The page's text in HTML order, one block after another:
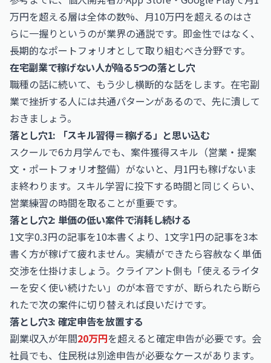
万円を超える層は全体の数%、月10万円を超えるのはさ
らに一握りというのが業界の通説です。即金性ではなく、
長期的なポートフォリオとして取り組むべき分野です。
在宅副業で稼げない人が陥る5つの落とし穴
職種の話に続いて、もう少し横断的な話をします。在宅副
業で挫折する人には共通パターンがあるので、先に潰して
おきましょう。
落とし穴1: 「スキル習得＝稼げる」と思い込む
スクールで6カ月学んでも、案件獲得スキル（営業・提案
文・ポートフォリオ整備）がないと、月1円も稼げないま
ま終わります。スキル学習に投下する時間と同じくらい、
営業練習の時間を取ることが重要です。
落とし穴2: 単価の低い案件で消耗し続ける
1文字0.3円の記事を10本書くより、1文字1円の記事を3本
書く方が稼げて疲れません。実績ができたら容赦なく単価
交渉を仕掛けましょう。クライアント側も「使えるライタ
ーを安く使い続けたい」のが本音ですが、断られたら断ら
れたで次の案件に切り替えれば良いだけです。
落とし穴3: 確定申告を放置する
副業収入が年間20万円を超えると確定申告が必要です。会
社員でも、住民税は別途申告が必要なケースがあります。